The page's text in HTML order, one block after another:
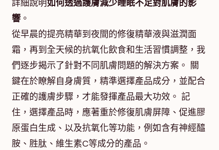
詳細說明如何透過護膚減少睡眠不足對肌膚的影
響 。
從早晨的提亮精華到夜間的修復精華液與滋潤面
霜，再到全天候的抗氧化飲食和生活習慣調整，我
們逐步揭示了針對不同肌膚問題的解決方案。 關
鍵在於瞭解自身膚質，精準選擇產品成分，並配合
正確的護膚步驟，才能發揮產品最大功效。 記
住，選擇產品時，應著重於修復肌膚屏障、促進膠
原蛋白生成、以及抗氧化等功能，例如含有神經醯
胺、胜肽、維生素C等成分的產品。